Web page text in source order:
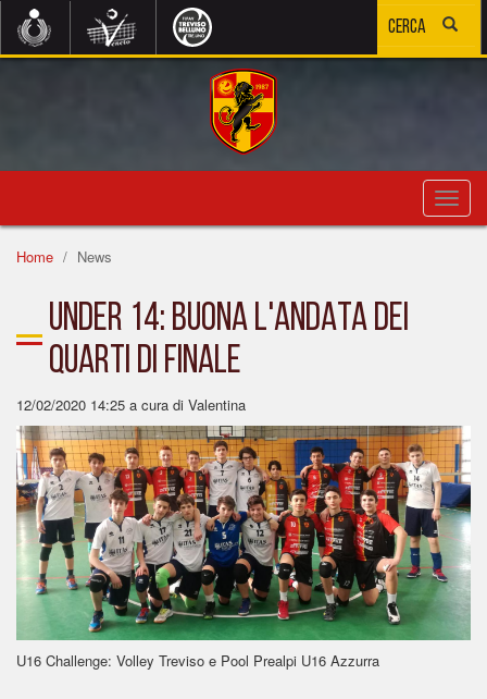
Home
News
UNDER 14: BUONA L'ANDATA DEI
QUARTI DI FINALE
12/02/2020 14:25 a cura di Valentina
U16 Challenge: Volley Treviso e Pool Prealpi U16 Azzurra